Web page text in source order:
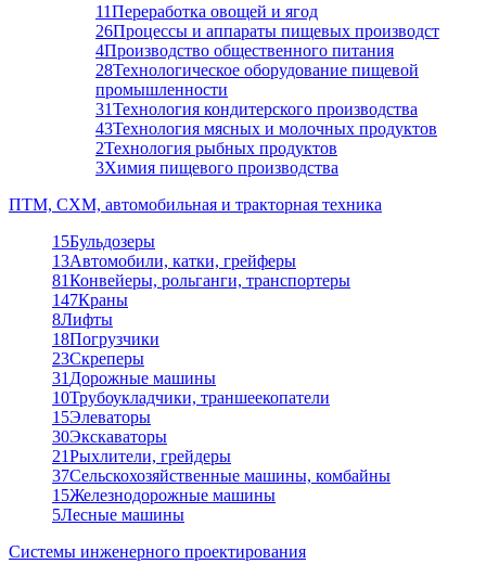
11Переработка овощей и ягод
26Процессы и аппараты пищевых производст
4Производство общественного питания
28Технологическое оборудование пищевой
промышленности
31Технология кондитерского производства
43Технология мясных и молочных продуктов
2Технология рыбных продуктов
3Химия пищевого производства
ПТМ, СХМ, автомобильная и тракторная техника
15Бульдозеры
13Автомобили, катки, грейферы
81Конвейеры, рольганги, транспортеры
147Краны
8Лифты
18Погрузчики
23Скреперы
31 Дорожные машины
10Трубоукладчики, траншеекопатели
15Элеваторы
30Экскаваторы
21Рыхлители, грейдеры
37Сельскохозяйственные машины, комбайны
15Железнодорожные машины
5Лесные машины
Системы инженерного проектирования